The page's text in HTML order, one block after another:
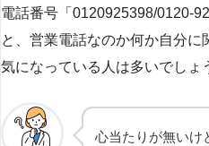
電話番号「0120925398/0120-
と、営業電話なのか何か自分
気になっている人は多いでしょ
心当たりが無い